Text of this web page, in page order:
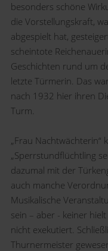
besonders schöne
die Vorstellungskraft,
abgespielt hat,
scheintote
Geschichten rund um
letzte Türmerin. Das
nach 1932 hier ihren
Turm.
„Frau Nachtwächterin“
„Sperrstundflüchtling
dazumal mit der
auch manche
Musikalische
sein – aber - keiner
nicht exekutiert.
Thurnermeister